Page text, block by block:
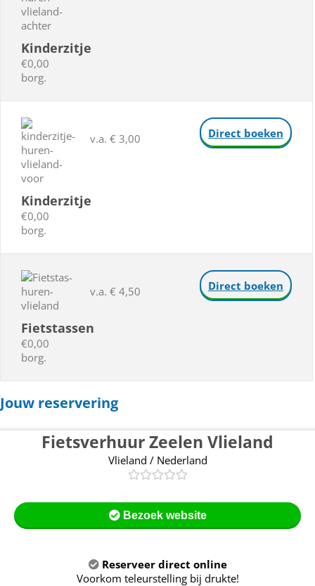
Kinderzitje
€0,00
borg.
Kinderzitje
€0,00
borg.
v.a. € 3,00 Direct boeken
Fietstassen
€0,00
borg.
v.a. € 4,50 Direct boeken
Jouw reservering
Fietsverhuur Zeelen Vlieland
Vlieland / Nederland
Bezoek website
Reserveer direct online
Voorkom teleurstelling bij drukte!